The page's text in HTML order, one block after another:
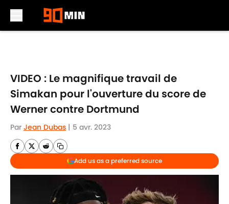
VIDEO : Le magnifique travail de
Simakan pour l'ouverture du score de
Werner contre Dortmund
Par Jean Dubas | 5 avr. 2023
Add us as a preferred source